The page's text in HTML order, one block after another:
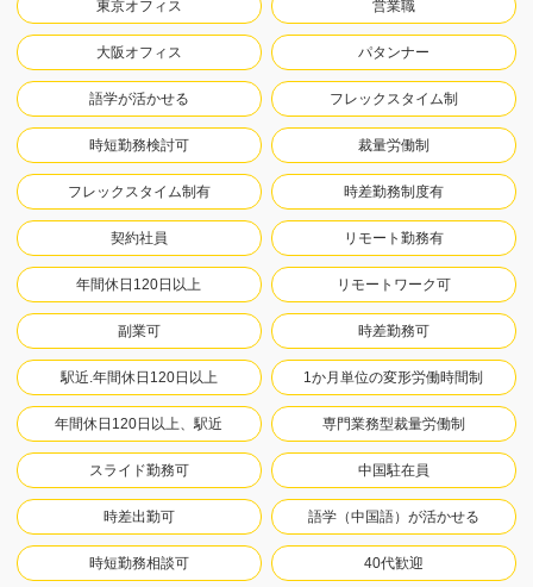
東京オフィス 営業職
大阪オフィス パタンナー
語学が活かせる フレックスタイム制
時短勤務検討可 裁量労働制
フレックスタイム制有 時差勤務制度有
契約社員 リモート勤務有
年間休日120日以上 リモートワーク可
副業可 時差勤務可
駅近.年間休日120日以上 1か月単位の変形労働時間制
年間休日120日以上、駅近 専門業務型裁量労働制
スライド勤務可 中国駐在員
時差出勤可 語学（中国語）が活かせる
時短勤務相談可 40代歓迎